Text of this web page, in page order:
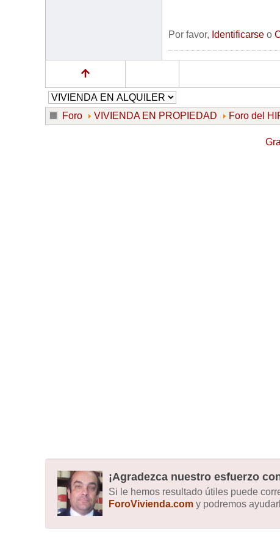
Por favor, Identificarse o
Foro VIVIENDA EN PROPIEDAD Foro del
¡Agradezca nuestro esfuerzo
Si le hemos resultado útiles puede
ForoVivienda.com y podremos